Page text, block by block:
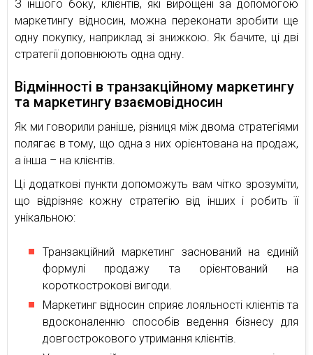
З іншого боку, клієнтів, які вирощені за допомогою
маркетингу відносин, можна переконати зробити ще
одну покупку, наприклад зі знижкою. Як бачите, ці дві
стратегії доповнюють одна одну.
Відмінності в транзакційному маркетингу
та маркетингу взаємовідносин
Як ми говорили раніше, різниця між двома стратегіями
полягає в тому, що одна з них орієнтована на продаж,
а інша – на клієнтів.
Ці додаткові пункти допоможуть вам чітко зрозуміти,
що відрізняє кожну стратегію від інших і робить її
унікальною:
Транзакційний маркетинг заснований на єдиній
формулі продажу та орієнтований на
короткострокові вигоди.
Маркетинг відносин сприяє лояльності клієнтів та
вдосконаленню способів ведення бізнесу для
довгострокового утримання клієнтів.